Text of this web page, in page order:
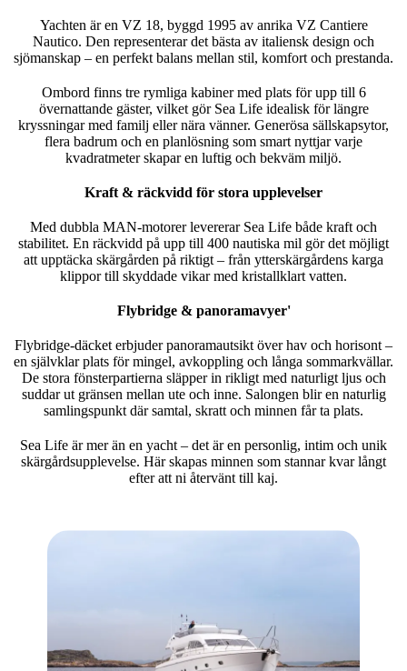
Yachten är en VZ 18, byggd 1995 av anrika VZ Cantiere
Nautico. Den representerar det bästa av italiensk design och
sjömanskap – en perfekt balans mellan stil, komfort och prestanda.
Ombord finns tre rymliga kabiner med plats för upp till 6
övernattande gäster, vilket gör Sea Life idealisk för längre
kryssningar med familj eller nära vänner. Generösa sällskapsytor,
flera badrum och en planlösning som smart nyttjar varje
kvadratmeter skapar en luftig och bekväm miljö.
Kraft & räckvidd för stora upplevelser
Med dubbla MAN-motorer levererar Sea Life både kraft och
stabilitet. En räckvidd på upp till 400 nautiska mil gör det möjligt
att upptäcka skärgården på riktigt – från ytterskärgårdens karga
klippor till skyddade vikar med kristallklart vatten.
Flybridge & panoramavyer'
Flybridge-däcket erbjuder panoramautsikt över hav och horisont –
en självklar plats för mingel, avkoppling och långa sommarkvällar.
De stora fönsterpartierna släpper in rikligt med naturligt ljus och
suddar ut gränsen mellan ute och inne. Salongen blir en naturlig
samlingspunkt där samtal, skratt och minnen får ta plats.
Sea Life är mer än en yacht – det är en personlig, intim och unik
skärgårdsupplevelse. Här skapas minnen som stannar kvar långt
efter att ni återvänt till kaj.